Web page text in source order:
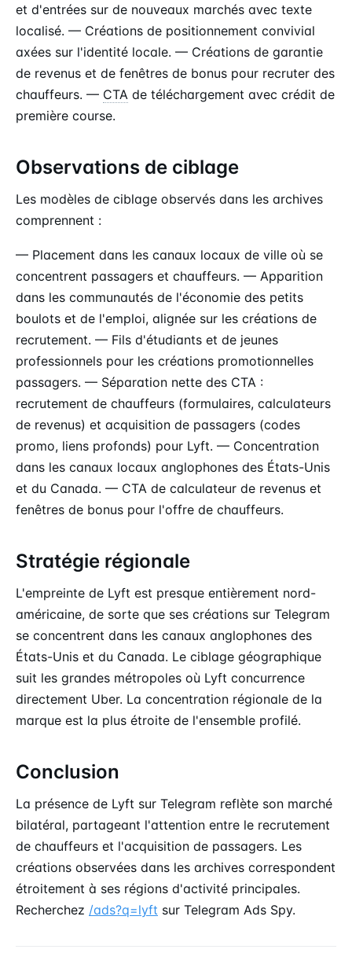
et d'entrées sur de nouveaux marchés avec texte
localisé. — Créations de positionnement convivial
axées sur l'identité locale. — Créations de garantie
de revenus et de fenêtres de bonus pour recruter des
chauffeurs. — CTA de téléchargement avec crédit de
première course.
Observations de ciblage
Les modèles de ciblage observés dans les archives
comprennent :
— Placement dans les canaux locaux de ville où se
concentrent passagers et chauffeurs. — Apparition
dans les communautés de l'économie des petits
boulots et de l'emploi, alignée sur les créations de
recrutement. — Fils d'étudiants et de jeunes
professionnels pour les créations promotionnelles
passagers. — Séparation nette des CTA :
recrutement de chauffeurs (formulaires, calculateurs
de revenus) et acquisition de passagers (codes
promo, liens profonds) pour Lyft. — Concentration
dans les canaux locaux anglophones des États-Unis
et du Canada. — CTA de calculateur de revenus et
fenêtres de bonus pour l'offre de chauffeurs.
Stratégie régionale
L'empreinte de Lyft est presque entièrement nord-
américaine, de sorte que ses créations sur Telegram
se concentrent dans les canaux anglophones des
États-Unis et du Canada. Le ciblage géographique
suit les grandes métropoles où Lyft concurrence
directement Uber. La concentration régionale de la
marque est la plus étroite de l'ensemble profilé.
Conclusion
La présence de Lyft sur Telegram reflète son marché
bilatéral, partageant l'attention entre le recrutement
de chauffeurs et l'acquisition de passagers. Les
créations observées dans les archives correspondent
étroitement à ses régions d'activité principales.
Recherchez /ads?q=lyft sur Telegram Ads Spy.